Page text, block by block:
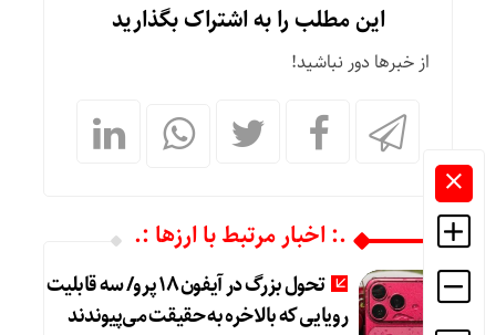
این مطلب را به اشتراک بگذارید
از خبرها دور نباشید!
.: اخبار مرتبط با ارزها :.
تحول بزرگ در آیفون ۱۸ پرو/ سه قابلیت
رویایی که بالاخره به حقیقت می‌پیوندند